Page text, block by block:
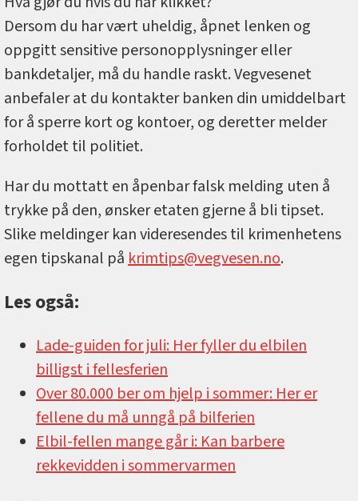
Dersom du har vært uheldig, åpnet lenken og
oppgitt sensitive personopplysninger eller
bankdetaljer, må du handle raskt. Vegvesenet
anbefaler at du kontakter banken din umiddelbart
for å sperre kort og kontoer, og deretter melder
forholdet til politiet.
Har du mottatt en åpenbar falsk melding uten å
trykke på den, ønsker etaten gjerne å bli tipset.
Slike meldinger kan videresendes til krimenhetens
egen tipskanal på krimtips@vegvesen.no.
Les også:
Lade-guiden for juli: Her fyller du elbilen
billigst i fellesferien
Over 80.000 ber om hjelp i sommer: Her er
fellene du må unngå på bilferien
Elbil-fellen mange går i: Kan barbere
rekkevidden i sommervarmen